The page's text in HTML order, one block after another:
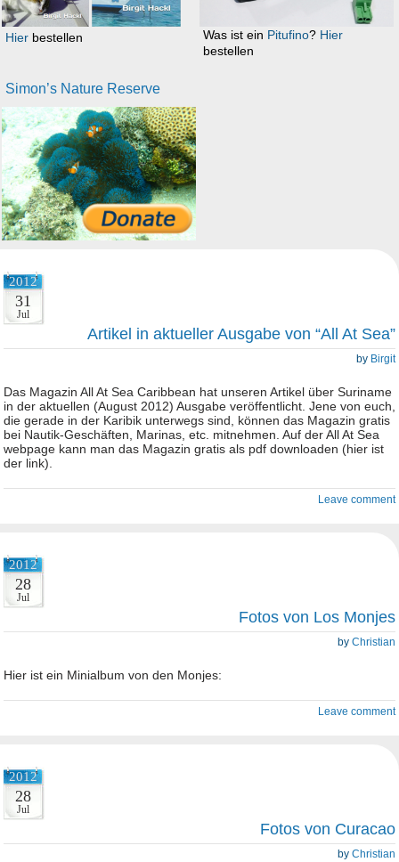
Hier bestellen Was ist ein Pitufino? Hier
bestellen
Simon’s Nature Reserve
2012
31
Jul
Artikel in aktueller Ausgabe von “All At Sea”
by Birgit
Das Magazin All At Sea Caribbean hat unseren Artikel über Suriname
in der aktuellen (August 2012) Ausgabe veröffentlicht. Jene von euch,
die gerade in der Karibik unterwegs sind, können das Magazin gratis
bei Nautik-Geschäften, Marinas, etc. mitnehmen. Auf der All At Sea
webpage kann man das Magazin gratis als pdf downloaden (hier ist
der link).
Leave comment
2012
28
Jul
Fotos von Los Monjes
by Christian
Hier ist ein Minialbum von den Monjes:
Leave comment
2012
28
Jul
Fotos von Curacao
by Christian